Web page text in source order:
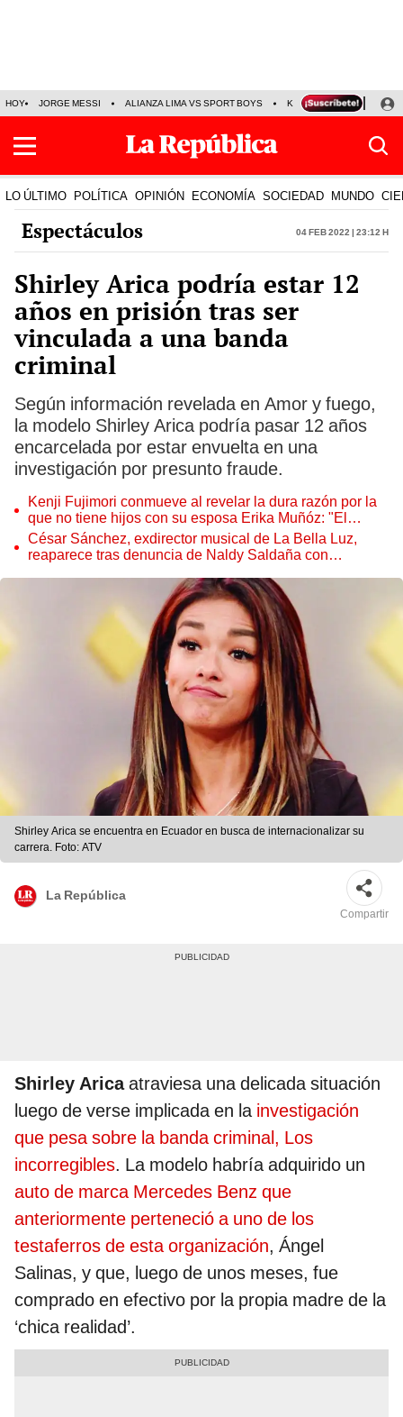
HOY JORGE MESSI ALIANZA LIMA VS SPORT BOYS KENJI FUJIMORI
LO ÚLTIMO POLÍTICA OPINIÓN ECONOMÍA SOCIEDAD MUNDO
Espectáculos 04 Feb 2022 | 23:12 h
Shirley Arica podría estar 12
años en prisión tras ser
vinculada a una banda
criminal
Según información revelada en Amor y fuego,
la modelo Shirley Arica podría pasar 12 años
encarcelada por estar envuelta en una
investigación por presunto fraude.
Kenji Fujimori conmueve al revelar la dura razón por la
que no tiene hijos con su esposa Erika Muñóz: "El
proceso judicial"
César Sánchez, exdirector musical de La Bella Luz,
reaparece tras denuncia de Naldy Saldaña con
Shirley Arica se encuentra en Ecuador en busca de internacionalizar su
carrera. Foto: ATV
La República
Compartir
Shirley Aricaatraviesa una delicada situación
luego de verse implicada en la investigación
que pesa sobre la banda criminal, Los
incorregibles. La modelo habría adquirido un
auto de marca Mercedes Benz que
anteriormente perteneció a uno de los
testaferros de esta organización, Ángel
Salinas, y que, luego de unos meses, fue
comprado en efectivo por la propia madre de la
‘chica realidad’.